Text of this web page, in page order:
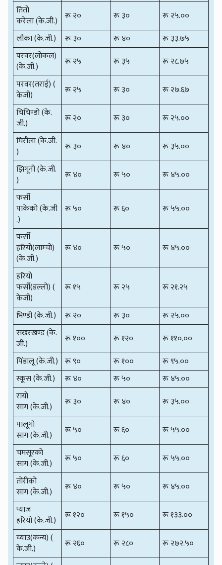
तितो
करेला (के.जी.) रू २० रू ३०
रू २५.००
लौका (के.जी.)
रू ३० रू ४०
रू ३३.७५
परवर(लोकल)
(के.जी.)
रू २५ रू ३५
रू २८.७५
परवर(तराई) (
केजी)
रू २५ रू ३०
रू २७.६७
चिचिण्डो (के.
जी.)
रू २० रू ३०
रू २५.००
घिरौला (के.जी.
)
रू ३० रू ४०
रू ३५.००
झिगूनी (के.जी.
)
रू ४० रू ५०
रू ४५.००
फर्सी
पाकेको (के.जी
.)
रू ५० रू ६० रू ५५.००
फर्सी
हरियो(लाम्चो)
(के.जी.)
रू ४० रू ५० रू ४५.००
हरियो
फर्सी(डल्लो) (
केजी)
रू १५ रू २५ रू २१.२५
भिण्डी (के.जी.) रू २० रू ३०
रू २५.००
सखरखण्ड (के.
जी.)
रू १०० रू १२०
रू ११०.००
पिंडालू (के.जी.) रू ९० रू १००
रू ९५.००
स्कूस (के.जी.)
रू ४० रू ५०
रू ४५.००
रायो
साग (के.जी.)
रू ३० रू ४०
रू ३५.००
पालूगो
साग (के.जी.)
रू ५० रू ६०
रू ५५.००
चमसूरको
साग (के.जी.)
रू ५० रू ६०
रू ५५.००
तोरीको
साग (के.जी.)
रू ४० रू ५०
रू ४५.००
प्याज
हरियो (के.जी.)
रू १२० रू १५०
रू १३३.००
च्याउ(कन्य) (
के.जी.)
रू २६० रू २८०
रू २७२.५०